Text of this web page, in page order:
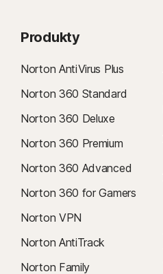
Produkty
Norton AntiVirus Plus
Norton 360 Standard
Norton 360 Deluxe
Norton 360 Premium
Norton 360 Advanced
Norton 360 for Gamers
Norton VPN
Norton AntiTrack
Norton Family